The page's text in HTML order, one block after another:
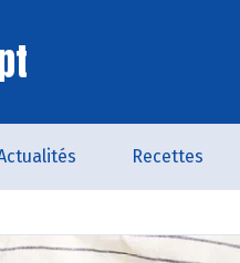
Recettes